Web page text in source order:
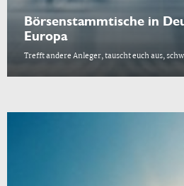
Börsenstammtische in
Europa
Trefft andere Anleger, tauscht euch aus,